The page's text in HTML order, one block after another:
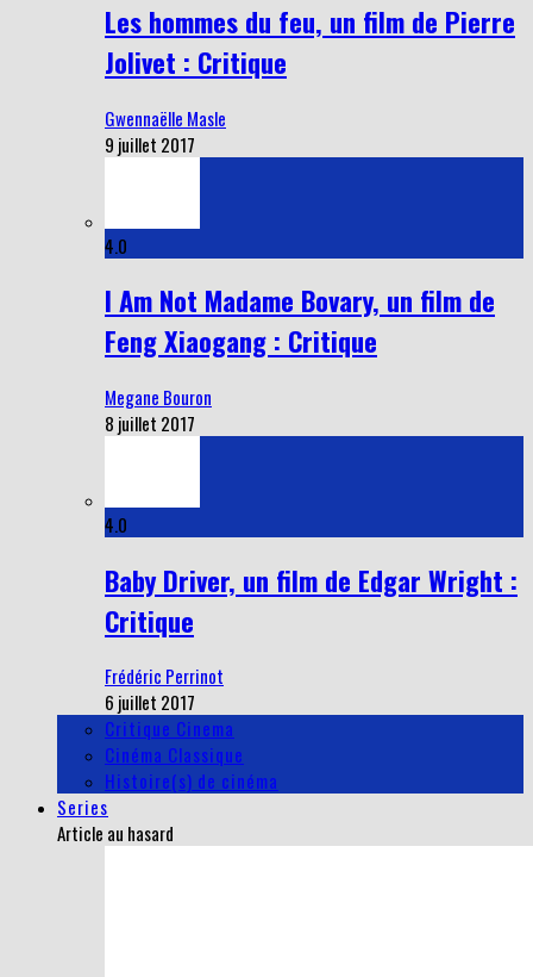
Les hommes du feu, un film de Pierre
Jolivet : Critique
Gwennaëlle Masle
9 juillet 2017
4.0
I Am Not Madame Bovary, un film de
Feng Xiaogang : Critique
Megane Bouron
8 juillet 2017
4.0
Baby Driver, un film de Edgar Wright :
Critique
Frédéric Perrinot
6 juillet 2017
Critique Cinema
Cinéma Classique
Histoire(s) de cinéma
Series
Article au hasard